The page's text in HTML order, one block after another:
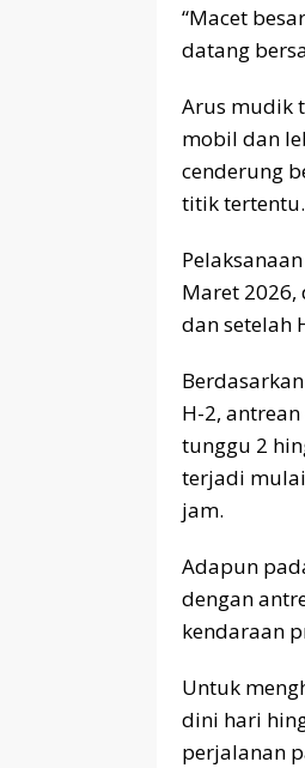
“Macet
datang
Arus mudik
mobil dan
cenderung
titik tertentu.
Maret
dan setelah
H-2,
tunggu 2
terjadi mulai
jam.
Adapun
dengan
kendaraan
Untuk
dini hari
perjalanan